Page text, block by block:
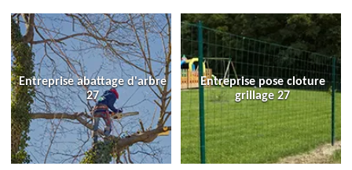
Entreprise abattage d'arbre
27
Entreprise pose cloture
grillage 27